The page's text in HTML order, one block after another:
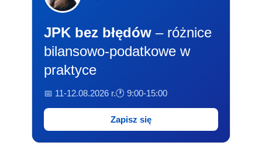
JPK bez błędów – różnice
bilansowo-podatkowe w
praktyce
📅 11-12.08.2026 r.🕐 9:00-15:00
Zapisz się